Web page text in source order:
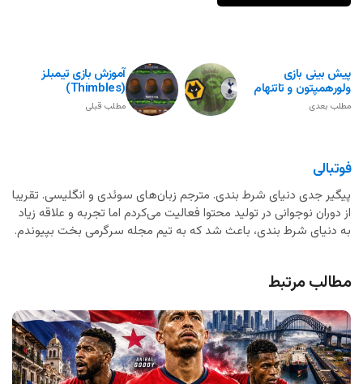
آموزش بازی تیمبلز
(Thimbles)
مطلب قبلی
پیش بینی بازی
ولورهمپتون و تاتنهام
مطلب بعدی
فوتبالی
پیگیر جدی دنیای شرط بندی. مترجم زبان‌های سوئدی و انگلیسی. تقریبا
از دوران نوجوانی در تولید محتوا فعالیت می‌کردم اما تجربه و علاقه زیاد
به دنیای شرط بندی، باعث شد که به تیم مجله سرگرمی بخت بپیوندم.
مطالب مرتبط